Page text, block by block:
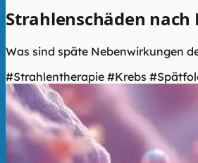
Strahlenschäden
Was sind späte Nebenwirkungen
#Strahlentherapie #Krebs